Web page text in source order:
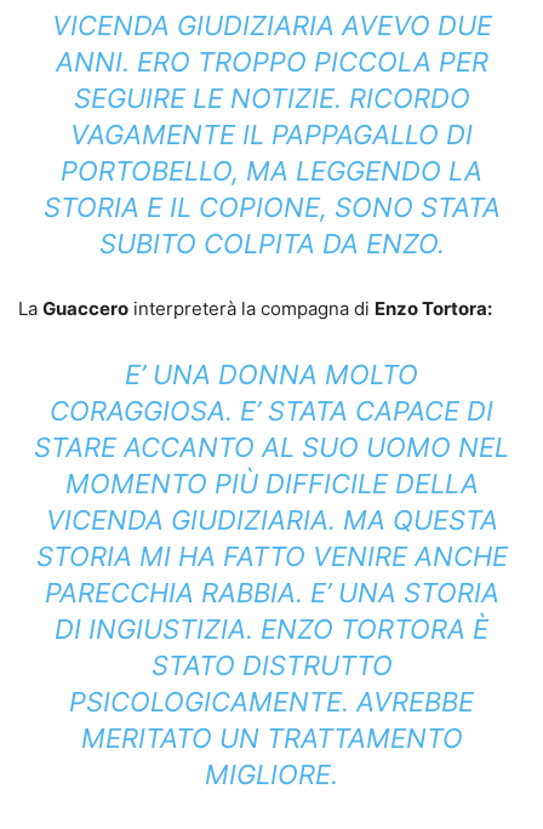
VICENDA GIUDIZIARIA AVEVO DUE
ANNI. ERO TROPPO PICCOLA PER
SEGUIRE LE NOTIZIE. RICORDO
VAGAMENTE IL PAPPAGALLO DI
PORTOBELLO, MA LEGGENDO LA
STORIA E IL COPIONE, SONO STATA
SUBITO COLPITA DA ENZO.
La Guaccero interpreterà la compagna di Enzo Tortora:
E’ UNA DONNA MOLTO
CORAGGIOSA. E’ STATA CAPACE DI
STARE ACCANTO AL SUO UOMO NEL
MOMENTO PIÙ DIFFICILE DELLA
VICENDA GIUDIZIARIA. MA QUESTA
STORIA MI HA FATTO VENIRE ANCHE
PARECCHIA RABBIA. E’ UNA STORIA
DI INGIUSTIZIA. ENZO TORTORA È
STATO DISTRUTTO
PSICOLOGICAMENTE. AVREBBE
MERITATO UN TRATTAMENTO
MIGLIORE.